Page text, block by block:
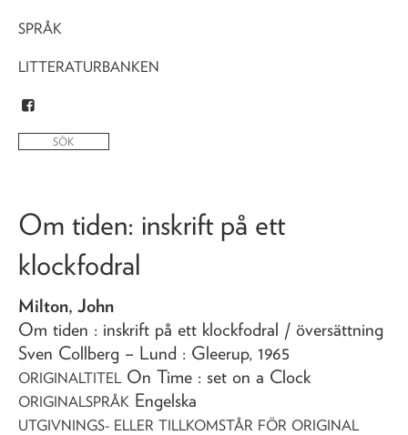
SPRÅK
LITTERATURBANKEN
Om tiden: inskrift på ett
klockfodral
Milton, John
Om tiden : inskrift på ett klockfodral / översättning
Sven Collberg – Lund : Gleerup, 1965
ORIGINALTITEL On Time : set on a Clock
ORIGINALSPRÅK Engelska
UTGIVNINGS- ELLER TILLKOMSTÅR FÖR ORIGINAL